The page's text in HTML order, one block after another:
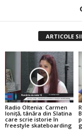
ARTICOLE
Radio Oltenia: Carmen
Ioniță, tânăra din Slatina
care scrie istorie în
freestyle skateboarding